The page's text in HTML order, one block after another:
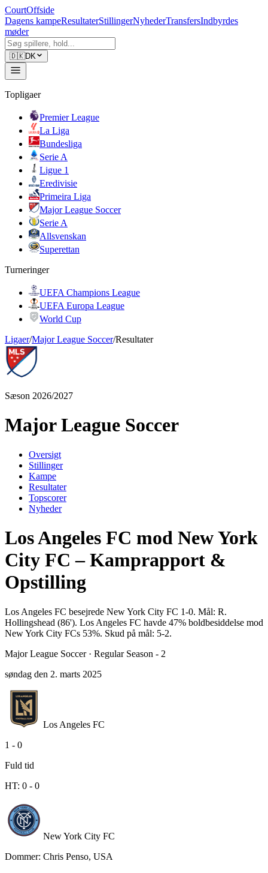
CourtOffside
Dagens kampeResultaterStillingerNyhederTransfersIndbyrdes
møder
🇩🇰DK
Topligaer
Premier League
La Liga
Bundesliga
Serie A
Ligue 1
Eredivisie
Primeira Liga
Major League Soccer
Serie A
Allsvenskan
Superettan
Turneringer
UEFA Champions League
UEFA Europa League
World Cup
Ligaer/Major League Soccer/Resultater
Sæson 2026/2027
Major League Soccer
Oversigt
Stillinger
Kampe
Resultater
Topscorer
Nyheder
Los Angeles FC mod New York
City FC – Kamprapport &
Opstilling
Los Angeles FC besejrede New York City FC 1-0. Mål: R.
Hollingshead (86'). Los Angeles FC havde 47% boldbesiddelse mod
New York City FCs 53%. Skud på mål: 5-2.
Major League Soccer· Regular Season - 2
søndag den 2. marts 2025
Los Angeles FC
1 - 0
Fuld tid
HT: 0 - 0
New York City FC
Dommer: Chris Penso, USA